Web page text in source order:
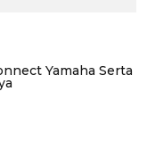
Yamaha Serta